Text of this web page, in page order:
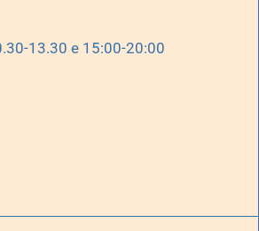
13.30 e 15:00-20:00